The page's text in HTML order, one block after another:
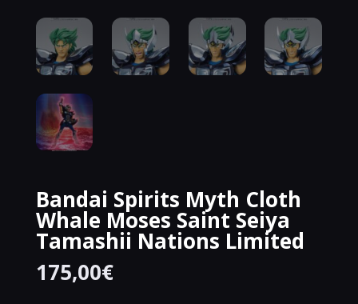
Bandai Spirits Myth Cloth
Whale Moses Saint Seiya
Tamashii Nations Limited
175,00€